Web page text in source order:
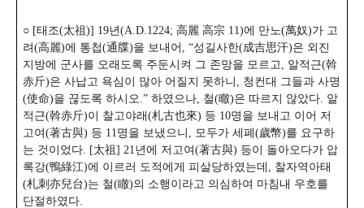
○ [태조(太祖)] 19년(A.D.1224; 高麗 高宗 11)에 만노(萬奴)가 고
려(高麗)에 통첩(通牒)을 보내어, “성길사한(成吉思汗)은 외진
지방에 군사를 오래도록 주둔시켜 그 존망을 모르고, 알적근(斡
赤斤)은 사납고 욕심이 많아 어질지 못하니, 청컨대 그들과 사명
(使命)을 끊도록 하시오.” 하였으나, 철(㬚)은 따르지 않았다. 알
적근(斡赤斤)이 찰고야래(札古也來) 등 10명을 보내고 이어 저
고여(著古與) 등 11명을 보냈으니, 모두가 세폐(歲幣)를 요구하
는 것이었다. [太祖] 21년에 저고여(著古與) 등이 돌아오다가 압
록강(鴨綠江)에 이르러 도적에게 피살당하였는데, 찰자역아태
(札刺亦兒台)는 철(瞮)의 소행이라고 의심하여 마침내 우호를
단절하였다.